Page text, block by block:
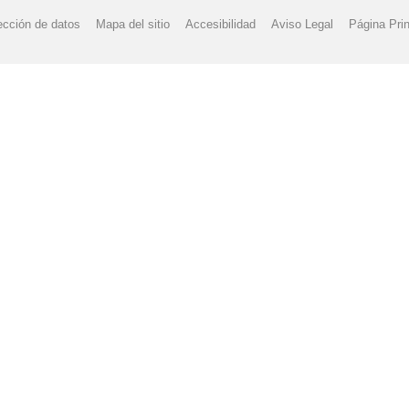
de datos Mapa del sitio Accesibilidad Aviso Legal Página